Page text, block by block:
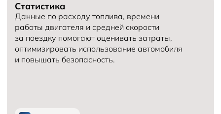
Статистика
Данные по расходу топлива, времени
работы двигателя и средней скорости
за поездку помогают оценивать затраты,
оптимизировать использование автомобиля
и повышать безопасность.